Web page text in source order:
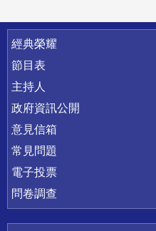
快速連結
經典榮耀
節目表
主持人
政府資訊公開
意見信箱
常見問題
電子投票
問卷調查